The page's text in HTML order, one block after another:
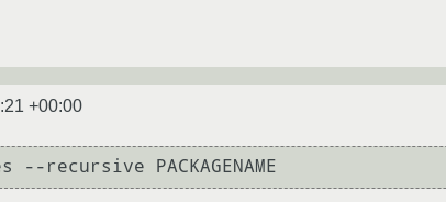
+00:00
recursive PACKAGENAME